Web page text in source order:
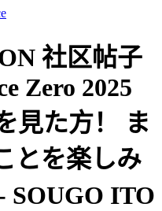
社区帖子
Zero 2025
見た方！ ま
とを楽しみ
SOUGO ITO